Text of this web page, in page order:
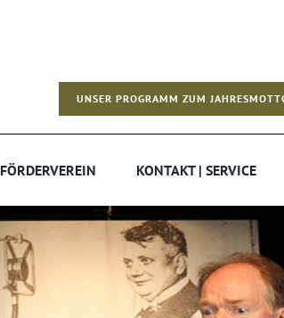
UNSER PROGRAMM ZUM
FÖRDERVEREIN KONTAKT | SERVICE